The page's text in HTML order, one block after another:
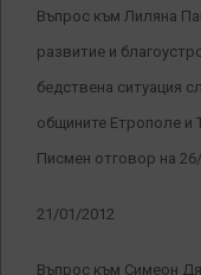
Въпрос към Лиляна
развитие и
бедствена ситуация
общините Етрополе и
Писмен отговор на
21/01/2012
Въпрос към Симеон